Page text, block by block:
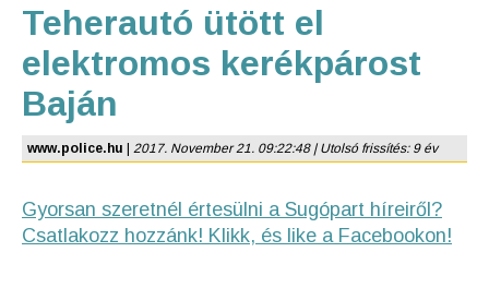
Teherautó ütött el
elektromos kerékpárost
Baján
www.police.hu 2017. November 21. 09:22:48 | Utolsó frissítés: 9 év
Gyorsan szeretnél értesülni a Sugópart híreiről?
Csatlakozz hozzánk! Klikk, és like a Facebookon!